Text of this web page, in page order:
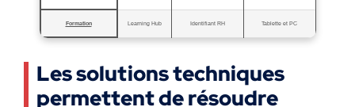
Formation Learning Hub Identifiant RH Tablette et PC
Les solutions techniques
permettent de résoudre